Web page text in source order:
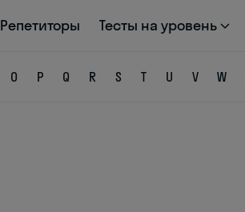
Репетиторы Тесты на уровень
O P Q R S T U V W